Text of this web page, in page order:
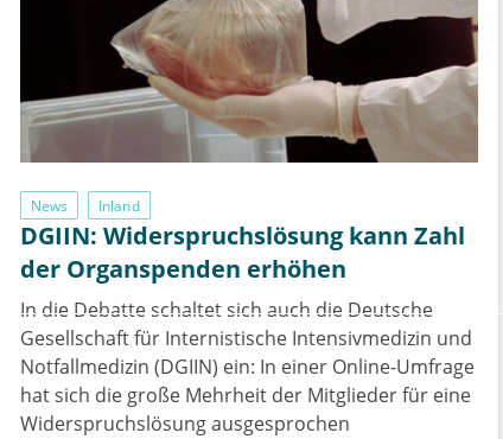
News Inland
DGIIN: Widerspruchslösung kann Zahl
der Organspenden erhöhen
In die Debatte schaltet sich auch die Deutsche
Gesellschaft für Internistische Intensivmedizin und
Notfallmedizin (DGIIN) ein: In einer Online-Umfrage
hat sich die große Mehrheit der Mitglieder für eine
Widerspruchslösung ausgesprochen